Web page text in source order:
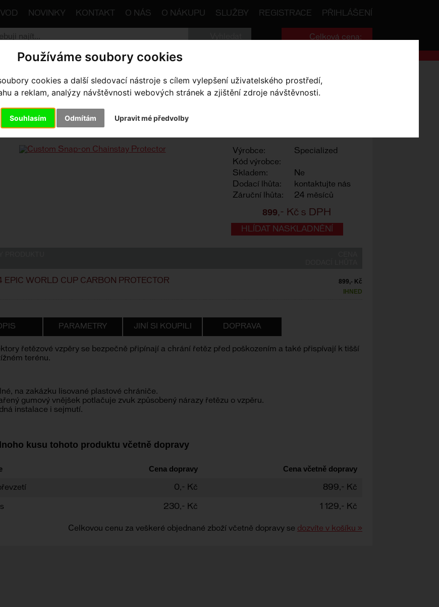
Používáme soubory cookies
cookies a další sledovací nástroje s cílem vylepšení uživatelského prostředí,
a reklam, analýzy návštěvnosti webových stránek a zjištění zdroje návštěvnosti.
Souhlasím Odmítám Upravit mé předvolby
NOVINKY KONTAKT O NÁS O NÁKUPU SLUŽBY REGISTRACE PŘIHLÁŠENÍ
Celková cena:
SNAP-ON CHAINSTAY PROTECTOR
HT 29 CS PROTECTOR
Výrobce:
Specialized
Kód výrobce:
Skladem:
Ne
Dodací lhůta:
kontaktujte nás
Záruční lhůta:
24 měsíců
899,- Kč s DPH
HLÍDAT NASKLADNĚNÍ
EPIC WORLD CUP CARBON PROTECTOR
899,- Kč
IHNED
PARAMETRY JINÍ SI KOUPILI DOPRAVA
řetězové vzpěry se bezpečně připínají a chrání řetěz před poškozením a také přispívají k tišší
terénu.
na zakázku lisované plastové chrániče.
gumový vnějšek potlačuje zvuk způsobený nárazy řetězu o vzpěru.
instalace i sejmutí.
kusu tohoto produktu včetně dopravy
Cena dopravy Cena včetně dopravy
0,- Kč 899,- Kč
230,- Kč 1 129,- Kč
Celkovou cenu za veškeré objednané zboží včetně dopravy se dozvíte v košíku »